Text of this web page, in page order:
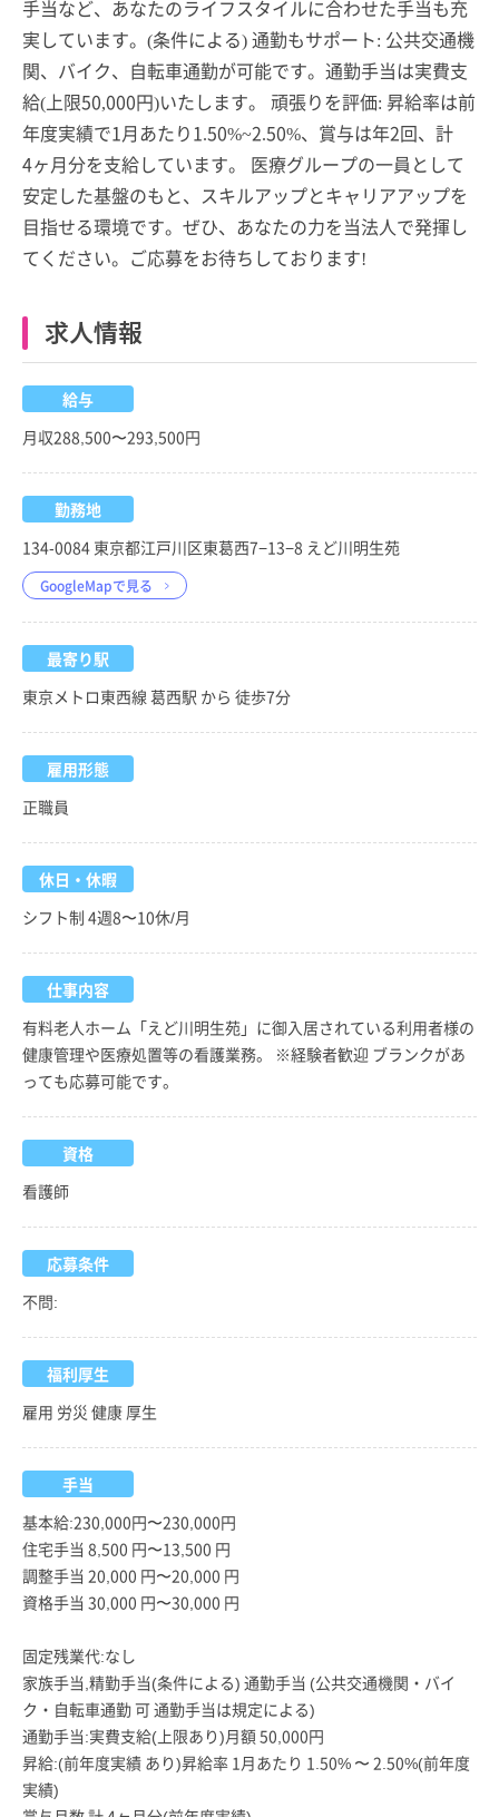
手当など、あなたのライフスタイルに合わせた手当も充
実しています。(条件による) 通勤もサポート: 公共交通機
関、バイク、自転車通勤が可能です。通勤手当は実費支
給(上限50,000円)いたします。 頑張りを評価: 昇給率は前
年度実績で1月あたり1.50%~2.50%、賞与は年2回、計
4ヶ月分を支給しています。 医療グループの一員として
安定した基盤のもと、スキルアップとキャリアアップを
目指せる環境です。ぜひ、あなたの力を当法人で発揮し
てください。ご応募をお待ちしております!
求人情報
給与
月収288,500〜293,500円
勤務地
134-0084 東京都江戸川区東葛西7−13−8 えど川明生苑
GoogleMapで見る
最寄り駅
東京メトロ東西線 葛西駅 から 徒歩7分
雇用形態
正職員
休日・休暇
シフト制 4週8〜10休/月
仕事内容
有料老人ホーム「えど川明生苑」に御入居されている利用者様の
健康管理や医療処置等の看護業務。 ※経験者歓迎 ブランクがあ
っても応募可能です。
資格
看護師
応募条件
不問:
福利厚生
雇用 労災 健康 厚生
手当
基本給:230,000円〜230,000円
住宅手当 8,500 円〜13,500 円
調整手当 20,000 円〜20,000 円
資格手当 30,000 円〜30,000 円
固定残業代:なし
家族手当,精勤手当(条件による) 通勤手当 (公共交通機関・バイ
ク・自転車通勤 可 通勤手当は規定による)
通勤手当:実費支給(上限あり)月額 50,000円
昇給:(前年度実績 あり)昇給率 1月あたり 1.50% 〜 2.50%(前年度
実績)